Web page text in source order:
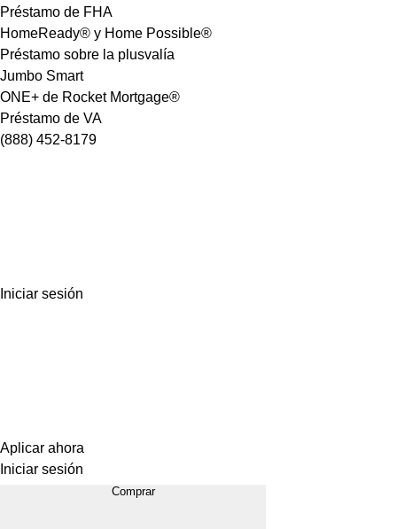
Préstamo de FHA
HomeReady® y Home Possible®
Préstamo sobre la plusvalía
Jumbo Smart
ONE+ de Rocket Mortgage®
Préstamo de VA
(888) 452-8179
Iniciar sesión
Aplicar ahora
Iniciar sesión
Comprar